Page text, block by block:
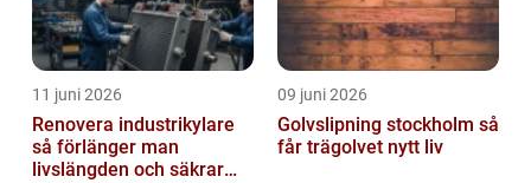
11 juni 2026
Renovera industrikylare
så förlänger man
livslängden och säkrar
09 juni 2026
Golvslipning stockholm så
får trägolvet nytt liv